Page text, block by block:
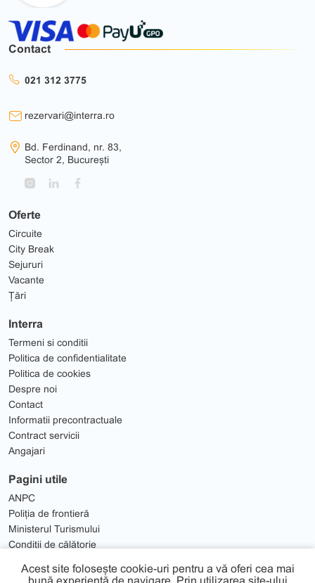
Oferte
Circuite
City Break
Sejururi
Vacante
Țări
Interra
Termeni si conditii
Politica de confidentialitate
Politica de cookies
Despre noi
Contact
Informatii precontractuale
Contract servicii
Angajari
Pagini utile
ANPC
Poliția de frontieră
Ministerul Turismului
Condiții de călătorie
Contact
021 312 3775
rezervari@interra.ro
Bd. Ferdinand, nr. 83,
Sector 2, București
Acest site folosește cookie-uri pentru a vă oferi cea mai
bună experiență de navigare. Prin utilizarea site-ului